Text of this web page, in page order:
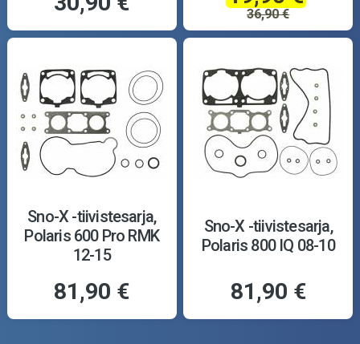
36,90 €
Sno-X -tiivistesarja,
Polaris 600 Pro RMK
12-15
81,90 €
Sno-X -tiivistesarja,
Polaris 800 IQ 08-10
81,90 €